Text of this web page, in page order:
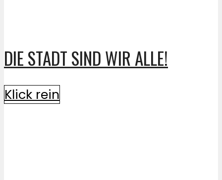
DIE STADT SIND WIR ALLE!
Klick rein